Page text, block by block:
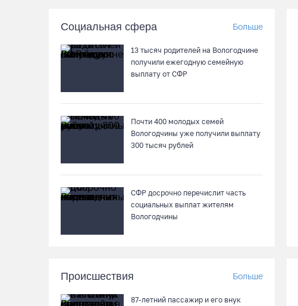
Социальная сфера Больше
13 тысяч родителей на Вологодчине
получили ежегодную семейную
выплату от СФР
Почти 400 молодых семей
Вологодчины уже получили выплату
300 тысяч рублей
СФР досрочно перечислит часть
социальных выплат жителям
Вологодчины
Происшествия Больше
87-летний пассажир и его внук